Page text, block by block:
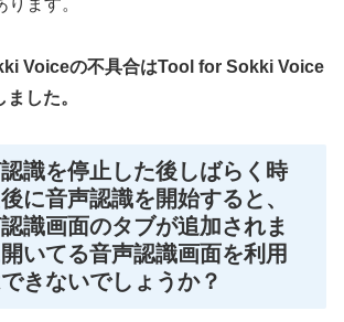
Voiceの不具合はTool for Sokki Voice
した。
識を停止した後しばらく時
に音声認識を開始すると、
識画面のタブが追加されま
いてる音声認識画面を利用
きないでしょうか？